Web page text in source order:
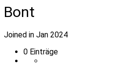
Bont
Joined in Jan 2024
0 Einträge